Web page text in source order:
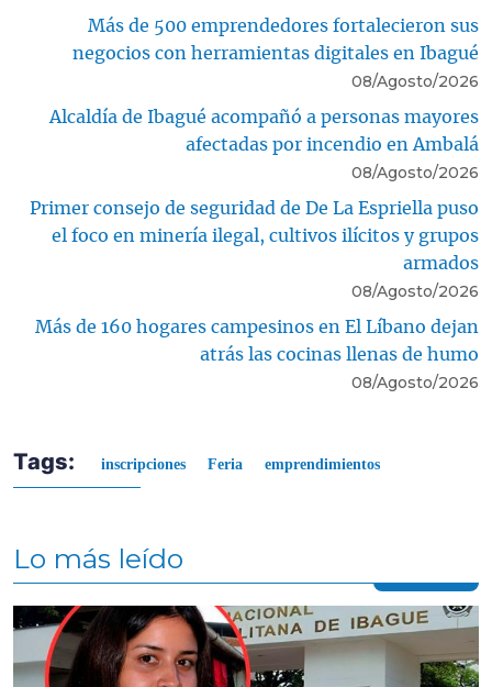
Más de 500 emprendedores fortalecieron sus
negocios con herramientas digitales en Ibagué
08/Agosto/2026
Alcaldía de Ibagué acompañó a personas mayores
afectadas por incendio en Ambalá
08/Agosto/2026
Primer consejo de seguridad de De La Espriella puso
el foco en minería ilegal, cultivos ilícitos y grupos
armados
08/Agosto/2026
Más de 160 hogares campesinos en El Líbano dejan
atrás las cocinas llenas de humo
08/Agosto/2026
Tags: inscripciones Feria emprendimientos
Lo más leído
Contenido multimedia principal